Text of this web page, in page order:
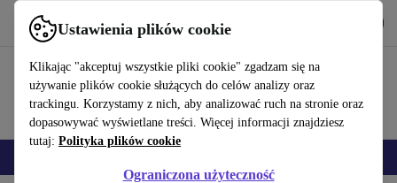
Ustawienia plików cookie
Klikając "akceptuj wszystkie pliki cookie" zgadzam się na
używanie plików cookie służących do celów analizy oraz
trackingu. Korzystamy z nich, aby analizować ruch na stronie oraz
dopasowywać wyświetlane treści. Więcej informacji znajdziesz
tutaj: Polityka plików cookie
Ograniczona użyteczność
Korzystaj z refurbed szybko i łatwo